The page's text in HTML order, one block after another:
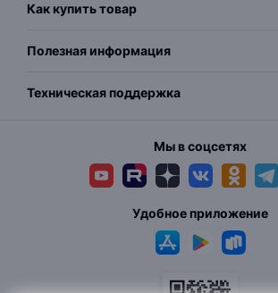
Как купить товар
Полезная информация
Техническая поддержка
Мы в соцсетях
Удобное приложение